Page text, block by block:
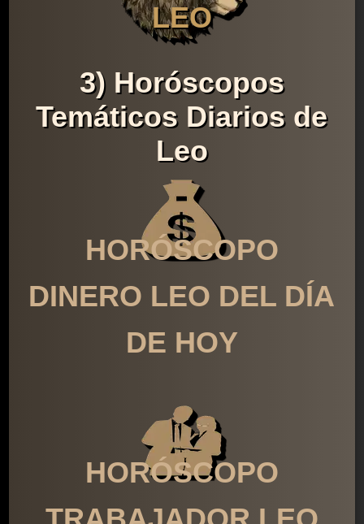
LEO
3) Horóscopos
Temáticos Diarios de
Leo
HORÓSCOPO
DINERO LEO DEL DÍA
DE HOY
HORÓSCOPO